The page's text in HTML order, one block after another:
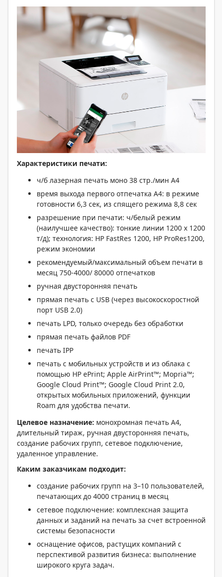
Характеристики печати:
ч/б лазерная печать моно 38 стр./мин А4
время выхода первого отпечатка A4: в режиме
готовности 6,3 сек, из спящего режима 8,8 сек
разрешение при печати: ч/белый режим
(наилучшее качество): тонкие линии 1200 x 1200
т/д); технология: HP FastRes 1200, HP ProRes1200,
режим экономии
рекомендуемый/максимальный объем печати в
месяц 750-4000/ 80000 отпечатков
ручная двусторонняя печать
прямая печать с USB (через высокоскоростной
порт USB 2.0)
печать LPD, только очередь без обработки
прямая печать файлов PDF
печать IPP
печать с мобильных устройств и из облака с
помощью HP ePrint; Apple AirPrint™; Mopria™;
Google Cloud Print™; Google Cloud Print 2.0,
открытых мобильных приложений, функции
Roam для удобства печати.
Целевое назначение: монохромная печать А4,
длительный тираж, ручная двусторонняя печать,
создание рабочих групп, сетевое подключение,
удаленное управление.
Каким заказчикам подходит:
создание рабочих групп на 3–10 пользователей,
печатающих до 4000 страниц в месяц
сетевое подключение: комплексная защита
данных и заданий на печать за счет встроенной
системы безопасности
оснащение офисов, растущих компаний с
перспективой развития бизнеса: выполнение
широкого круга задач.